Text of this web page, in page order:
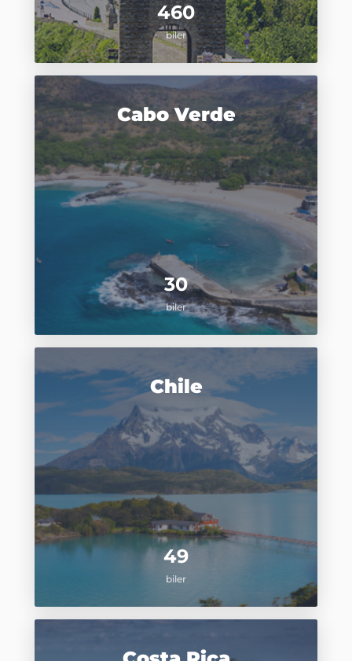
460
biler
30
biler
Cabo Verde
49
biler
Chile